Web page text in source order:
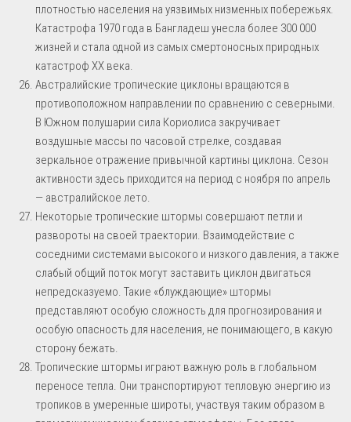
плотностью населения на уязвимых низменных побережьях.
Катастрофа 1970 года в Бангладеш унесла более 300 000
жизней и стала одной из самых смертоносных природных
катастроф XX века.
Австралийские тропические циклоны вращаются в
противоположном направлении по сравнению с северными.
В Южном полушарии сила Кориолиса закручивает
воздушные массы по часовой стрелке, создавая
зеркальное отражение привычной картины циклона. Сезон
активности здесь приходится на период с ноября по апрель
— австралийское лето.
Некоторые тропические штормы совершают петли и
развороты на своей траектории. Взаимодействие с
соседними системами высокого и низкого давления, а также
слабый общий поток могут заставить циклон двигаться
непредсказуемо. Такие «блуждающие» штормы
представляют особую сложность для прогнозирования и
особую опасность для населения, не понимающего, в какую
сторону бежать.
Тропические штормы играют важную роль в глобальном
переносе тепла. Они транспортируют тепловую энергию из
тропиков в умеренные широты, участвуя таким образом в